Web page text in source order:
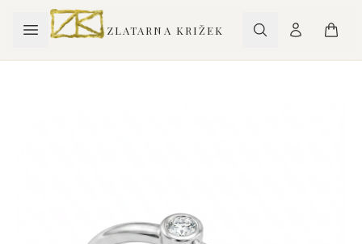
ZLATARNA KRIŽEK